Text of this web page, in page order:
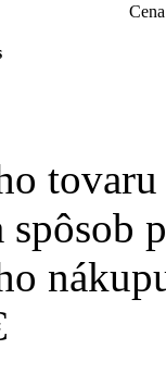
spôsob